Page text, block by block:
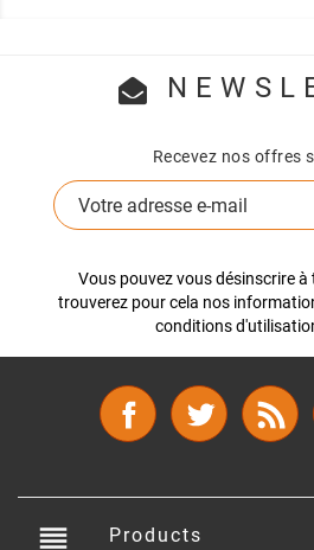
Recevez nos offres
Vous pouvez vous désinscrire
trouverez pour cela nos
conditions
Facebook Twitter
reorder Products